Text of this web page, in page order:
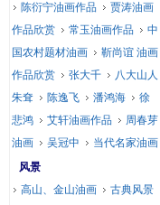
陈衍宁油画作品
贾涛油画
作品欣赏
常玉油画作品
中
国农村题材油画
靳尚谊 油画
作品欣赏
张大千
八大山人
朱耷
陈逸飞 潘鸿海
徐
悲鸿
艾轩油画作品
周春芽
油画
吴冠中
当代名家油画
风景
高山、金山油画
古典风景